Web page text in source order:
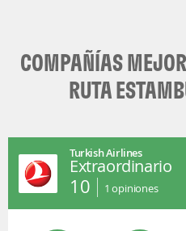
COMPAÑÍAS
RUTA
Turkish Airlines
Extraordinario
10 1 opiniones